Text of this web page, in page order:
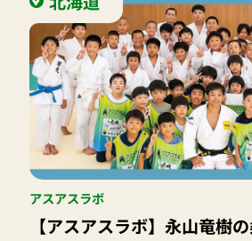
アスアスラボ
【アスアスラボ】永山竜樹